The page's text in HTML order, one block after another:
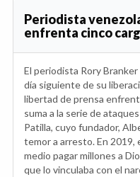
Periodista
enfrenta cinco
El periodista Rory
día siguiente de su
libertad de prensa
suma a la serie de
Patilla, cuyo fundador,
temor a arresto. En 2019,
medio pagar millones a
que lo vinculaba con el